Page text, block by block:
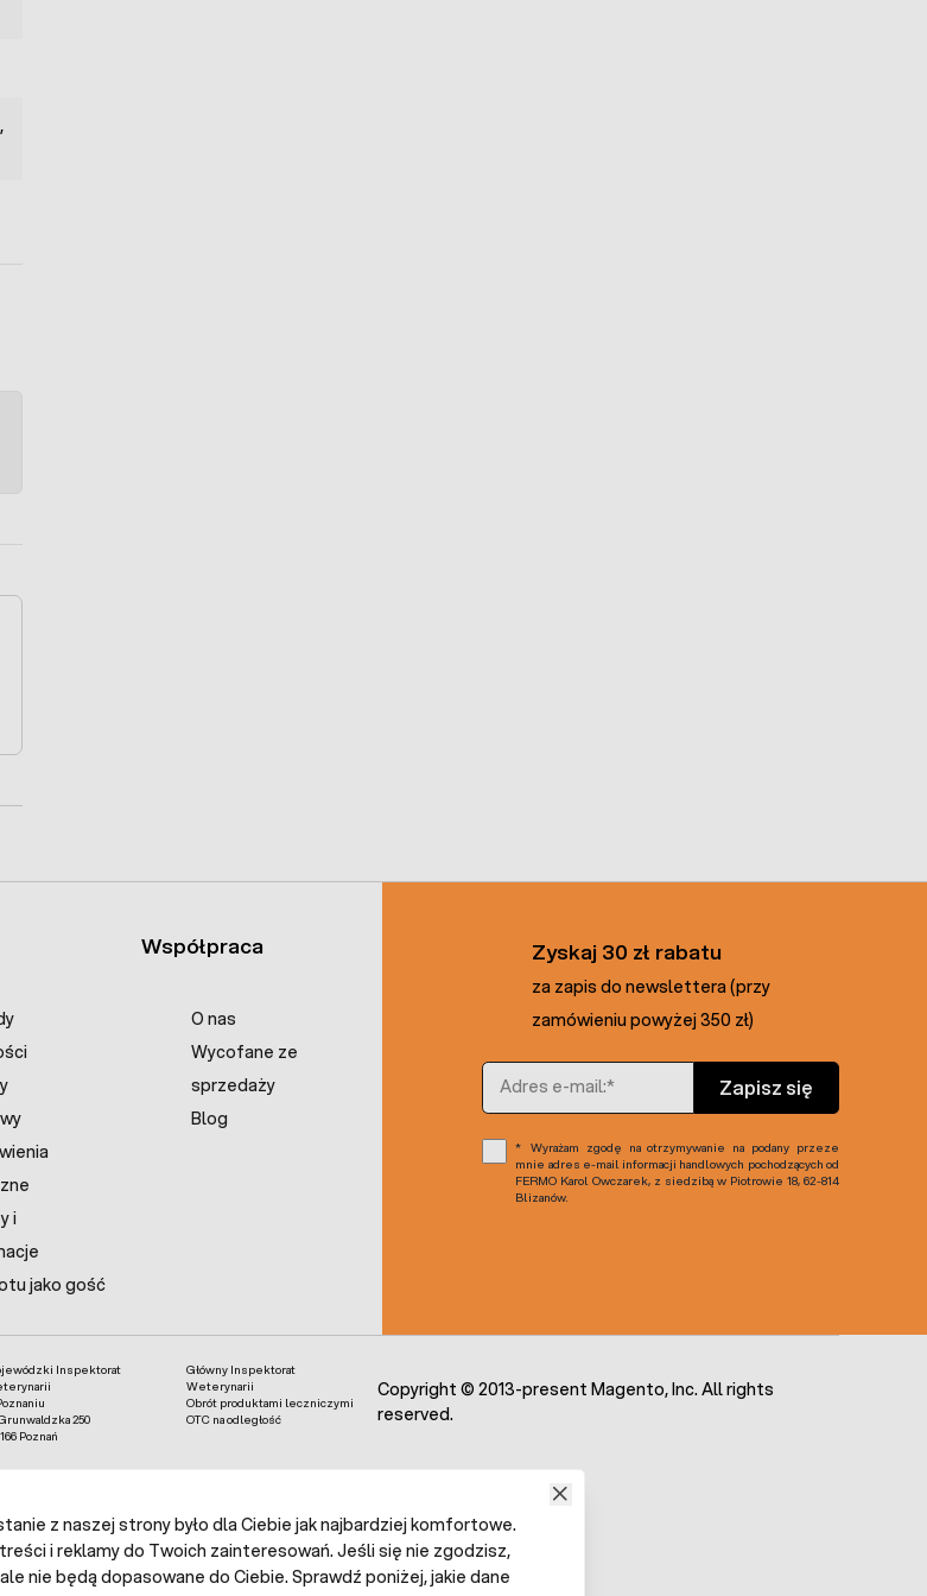
i
jako gość
Współpraca
O nas
Wycofane ze
sprzedaży
Blog
Zyskaj 30 zł rabatu
za zapis do newslettera (przy
zamówieniu powyżej 350 zł)
Adres e-mail
Zapisz się
Wyrażam zgodę na otrzymywanie na podany przeze
mnie adres e-mail informacji handlowych pochodzących od
FERMO Karol Owczarek, z siedzibą w Piotrowie 18, 62-814
Blizanów.
Inspektorat
250
Poznań
Główny Inspektorat
Weterynarii
Obrót produktami leczniczymi
OTC na odległość
Copyright © 2013-present Magento, Inc. All rights
reserved.
z naszej strony było dla Ciebie jak najbardziej komfortowe.
i reklamy do Twoich zainteresowań. Jeśli się nie zgodzisz,
nie będą dopasowane do Ciebie. Sprawdź poniżej, jakie dane